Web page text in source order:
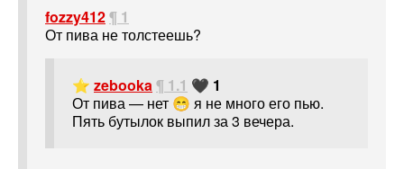
fozzy412¶ 1
От пива не толстеешь?
⭐ zebooka¶ 1.1 🖤 1
От пива — нет 😁 я не много его пью.
Пять бутылок выпил за 3 вечера.